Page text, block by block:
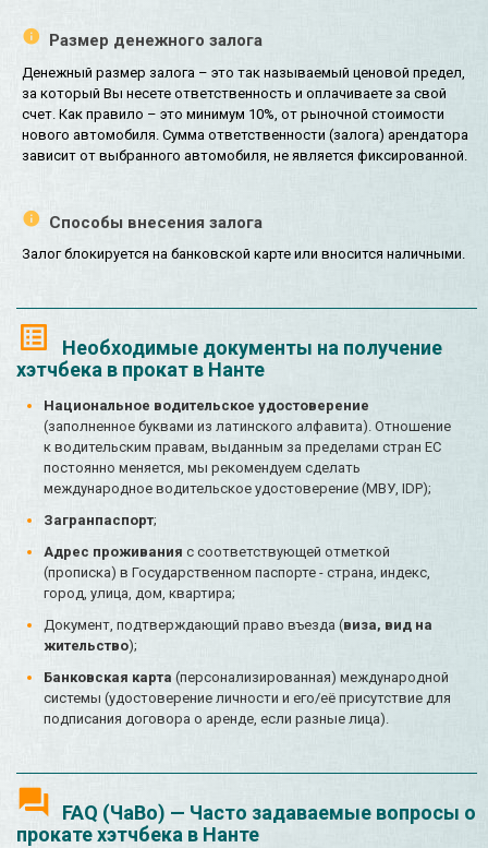
Размер денежного залога
Денежный размер залога – это так называемый ценовой предел,
за который Вы несете ответственность и оплачиваете за свой
счет. Как правило – это минимум 10%, от рыночной стоимости
нового автомобиля. Сумма ответственности (залога) арендатора
зависит от выбранного автомобиля, не является фиксированной.
Способы внесения залога
Залог блокируется на банковской карте или вносится наличными.
Необходимые документы на получение
хэтчбека в прокат в Нанте
Национальное водительское удостоверение
(заполненное буквами из латинского алфавита). Отношение
к водительским правам, выданным за пределами стран ЕС
постоянно меняется, мы рекомендуем сделать
международное водительское удостоверение (МВУ, IDP);
Загранпаспорт;
Адрес проживания с соответствующей отметкой
(прописка) в Государственном паспорте - страна, индекс,
город, улица, дом, квартира;
Документ, подтверждающий право въезда (виза, вид на
жительство);
Банковская карта (персонализированная) международной
системы (удостоверение личности и его/её присутствие для
подписания договора о аренде, если разные лица).
FAQ (ЧаВо) — Часто задаваемые вопросы о
прокате хэтчбека в Нанте